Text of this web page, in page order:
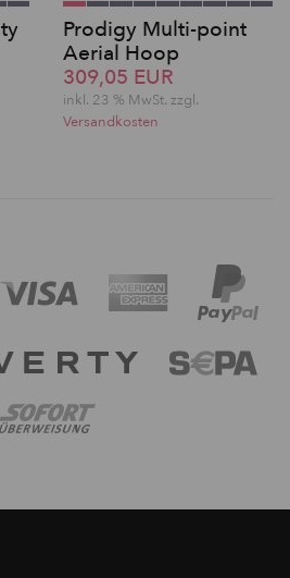
Prodigy Multi-point
Aerial Hoop
309,05 EUR
inkl. 23 % MwSt. zzgl.
Versandkosten